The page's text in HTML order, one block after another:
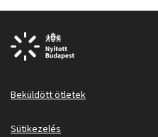
Beküldött ötletek
Sütikezelés